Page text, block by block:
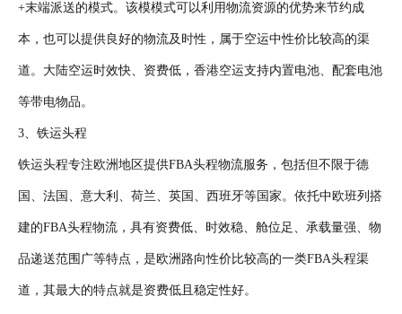
+末端派送的模式。该模模式可以利用物流资源的优势来节约成
本，也可以提供良好的物流及时性，属于空运中性价比较高的渠
道。大陆空运时效快、资费低，香港空运支持内置电池、配套电池
等带电物品。
3、铁运头程
铁运头程专注欧洲地区提供FBA头程物流服务，包括但不限于德
国、法国、意大利、荷兰、英国、西班牙等国家。依托中欧班列搭
建的FBA头程物流，具有资费低、时效稳、舱位足、承载量强、物
品递送范围广等特点，是欧洲路向性价比较高的一类FBA头程渠
道，其最大的特点就是资费低且稳定性好。